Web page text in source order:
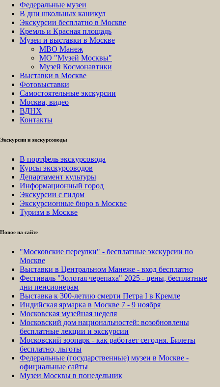
Федеральные музеи
В дни школьных каникул
Экскурсии бесплатно в Москве
Кремль и Красная площадь
Музеи и выставки в Москве
МВО Манеж
МО "Музей Москвы"
Музей Космонавтики
Выставки в Москве
Фотовыставки
Самостоятельные экскурсии
Москва, видео
ВДНХ
Контакты
Экскурсии и экскурсоводы
В портфель экскурсовода
Курсы экскурсоводов
Департамент культуры
Информационный город
Экскурсии с гидом
Экскурсионные бюро в Москве
Туризм в Москве
Новое на сайте
"Московские переулки" - бесплатные экскурсии по
Москве
Выставки в Центральном Манеже - вход бесплатно
Фестиваль "Золотая черепаха" 2025 - цены, бесплатные
дни пенсионерам
Выставка к 300-летию смерти Петра I в Кремле
Индийская ярмарка в Москве 7 - 9 ноября
Московская музейная неделя
Московский дом национальностей: возобновлены
бесплатные лекции и экскурсии
Московский зоопарк - как работает сегодня. Билеты
бесплатно, льготы
Федеральные (государственные) музеи в Москве -
официальные сайты
Музеи Москвы в понедельник